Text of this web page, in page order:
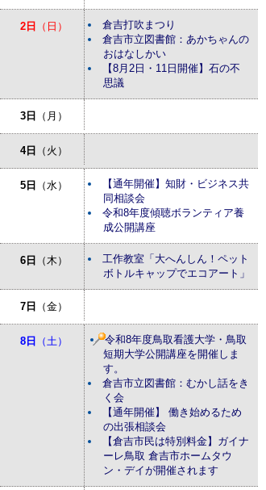
2日 （日）
倉吉打吹まつり
倉吉市立図書館：あかちゃんの
おはなしかい
【8月2日・11日開催】石の不
思議
3日 （月）
4日 （火）
5日 （水）
【通年開催】知財・ビジネス共
同相談会
令和8年度傾聴ボランティア養
成公開講座
6日 （木）
工作教室「大へんしん！ペット
ボトルキャップでエコアート」
7日 （金）
8日 （土）
令和8年度鳥取看護大学・鳥取
短期大学公開講座を開催しま
す。
倉吉市立図書館：むかし話をき
く会
【通年開催】 働き始めるため
の出張相談会
【倉吉市民は特別料金】ガイナ
ーレ鳥取 倉吉市ホームタウ
ン・デイが開催されます